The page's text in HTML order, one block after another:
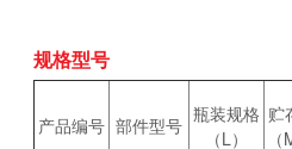
规格型号
产品编号 部件型号 瓶装规格
（L）
贮